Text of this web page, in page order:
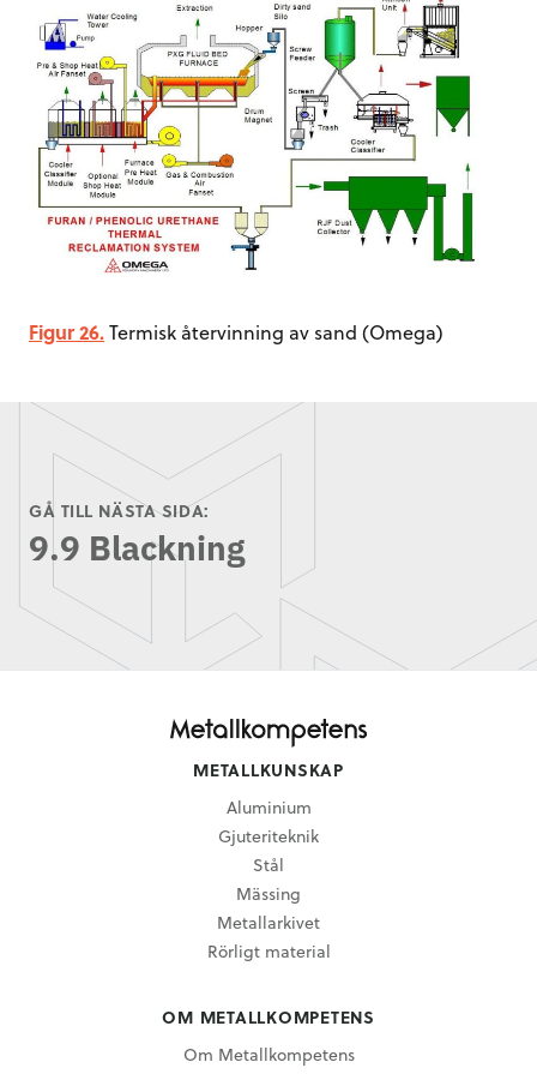
Figur 26.Termisk återvinning av sand (Omega)
GÅ TILL NÄSTA SIDA:
9.9 Blackning
METALLKUNSKAP
Aluminium
Gjuteriteknik
Stål
Mässing
Metallarkivet
Rörligt material
OM METALLKOMPETENS
Om Metallkompetens